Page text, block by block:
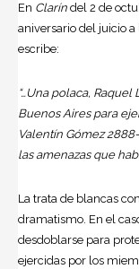
En Clarín del 2 de
aniversario del juicio
escribe:
“…Una polaca,
Buenos Airespara
Valentín Gómez
las amenazas que
La trata de blancas
dramatismo. En el
desdoblarse para
ejercidas por los